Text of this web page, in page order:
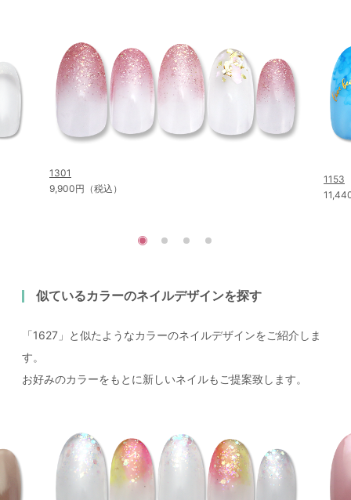
1301
9,900円（税込）
1153
似ているカラーのネイルデザインを探す
「1627」と似たようなカラーのネイルデザインをご紹介しま
す。
お好みのカラーをもとに新しいネイルもご提案致します。